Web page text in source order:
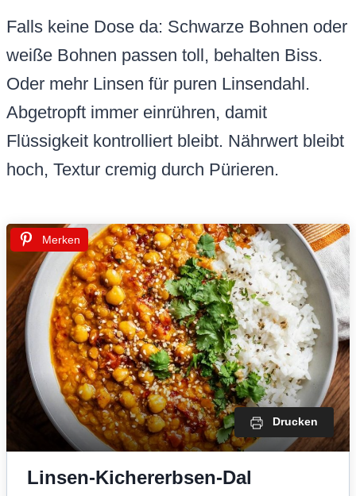
Falls keine Dose da: Schwarze Bohnen oder
weiße Bohnen passen toll, behalten Biss.
Oder mehr Linsen für puren Linsendahl.
Abgetropft immer einrühren, damit
Flüssigkeit kontrolliert bleibt. Nährwert bleibt
hoch, Textur cremig durch Pürieren.
Merken
Drucken
Linsen-Kichererbsen-Dal